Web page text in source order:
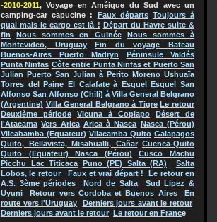
-2010-2011, Voyage en Améique du Sud avec un
camping-car capucine : Faux départs Toujours à
quai mais le cargo est là ! Départ du Havre suite &
fin
Nous sommes en Guinée
Nous sommes à
Montevideo, Uruguay
Fin du voyage Bateau
Buenos-Aires Puerto Madryn
Péninsule Valdés
Punta Ninfas Côte entre Punta Ninfas et Puerto San
Julian
Puerto San Julian à Perito Moreno Ushuaïa
Torres del Paine
El Calafate à Esquel
Esquel San
Alfonso San Alfonso (Chili) à Villa General Belgrano
(Argentine) Villa General Belgrano à Tigre Le retour
Deuxième période
Vicuna à Copiapo
Désert de
l'Atacama Vers Arica Arica à Nasca
Nasca (Pérou)
Vilcabamba (Equateur) Vilacamba Quito Galapagos
Quito, Bellavista, Misahualli, Cañar Cuenca-Quito
Quito (Equateur) Nasca (Pérou)
Cusco Machu
Picchu Lac Titicaca
Puno (PE) Salta (RA)
Salta
Lobos, le retour
Faux et vrai départ !
Le retour en
A.S. 3ème périodes
Nord de Salta
Sud Lipez &
Uyuni
Retour vers Cordoba et Buenos Aires
En
route vers l'Uruguay
Derniers jours avant le retour
Derniers jours avant le retour
Le retour en France